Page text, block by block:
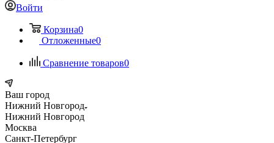
Войти
Корзина0
Отложенные0
Сравнение товаров0
Ваш город
Нижний Новгород
Нижний Новгород
Москва
Санкт-Петербург